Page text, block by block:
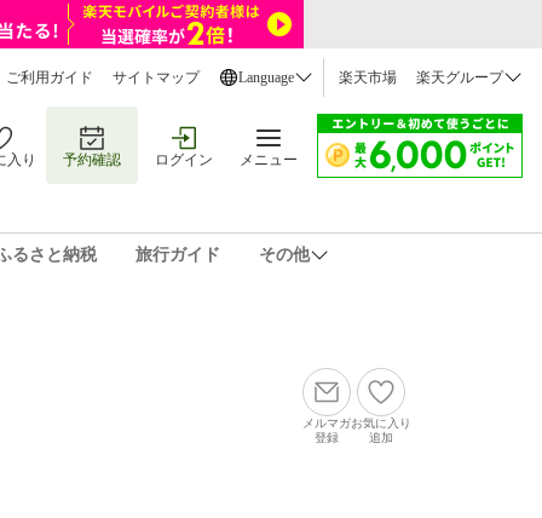
ご利用ガイド サイトマップ Language 楽天市場 楽天グループ
入り 予約確認 ログイン メニュー
るさと納税 旅行ガイド その他
メルマガ
登録
お気に入り
追加